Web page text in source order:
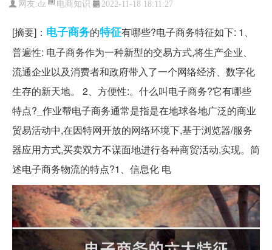
网友:dz 电商知识 2022-11-18 18:11:27
[摘要]： 电子商务的特征有哪些?电子商务特征如下: 1、
普遍性: 电子商务作为一种新型的交易方式,将生产企业、
流通企业以及消费者和政府带入了一个网络经济、数字化
生存的新天地。 2、方便性:。什么叫电子商务?它有哪些
特点?_作业帮电子商务通常是指是在地球各地广泛的商业
贸易活动中,在因特网开放的网络环境下,基于浏览器/服务
器应用方式,买卖双方不谋面地进行各种商贸活动,实现。简
述电子商务物流的特点?1、信息化 电